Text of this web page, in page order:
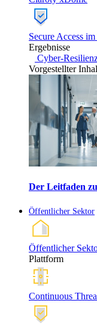
Secure Access
Ergebnisse
Cyber-
Vorgestellter
Der Leitfaden
Öffentlicher Sektor
Öffentlicher
Plattform
Continuous